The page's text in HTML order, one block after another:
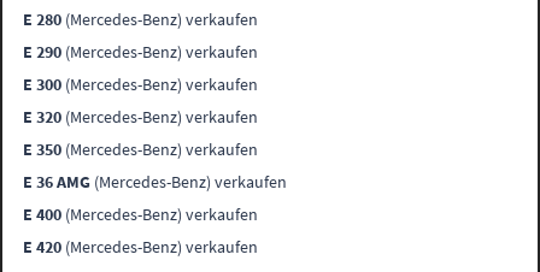
E 280 (Mercedes-Benz) verkaufen
E 290 (Mercedes-Benz) verkaufen
E 300 (Mercedes-Benz) verkaufen
E 320 (Mercedes-Benz) verkaufen
E 350 (Mercedes-Benz) verkaufen
E 36 AMG (Mercedes-Benz) verkaufen
E 400 (Mercedes-Benz) verkaufen
E 420 (Mercedes-Benz) verkaufen